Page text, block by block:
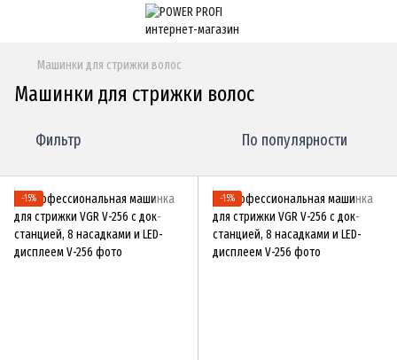
Машинки для стрижки волос
Машинки для стрижки волос
Фильтр По популярности
−15% −15%